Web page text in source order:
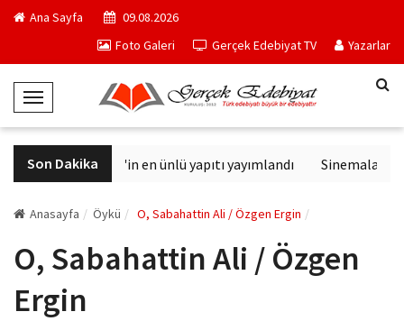
Ana Sayfa
09.08.2026
Foto Galeri
Gerçek Edebiyat TV Yazarlar
T
o
g
g
e
a
v
Son Dakika
Philip K. Dick'in en ünlü yapıtı yayımlandı Sinemalarda
Anasayfa Öykü O, Sabahattin Ali / Özgen Ergin
O, Sabahattin Ali / Özgen
Ergin